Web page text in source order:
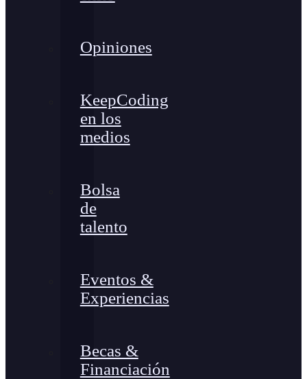
Opiniones
KeepCoding
en los
medios
Bolsa
de
talento
Eventos &
Experiencias
Becas &
Financiación